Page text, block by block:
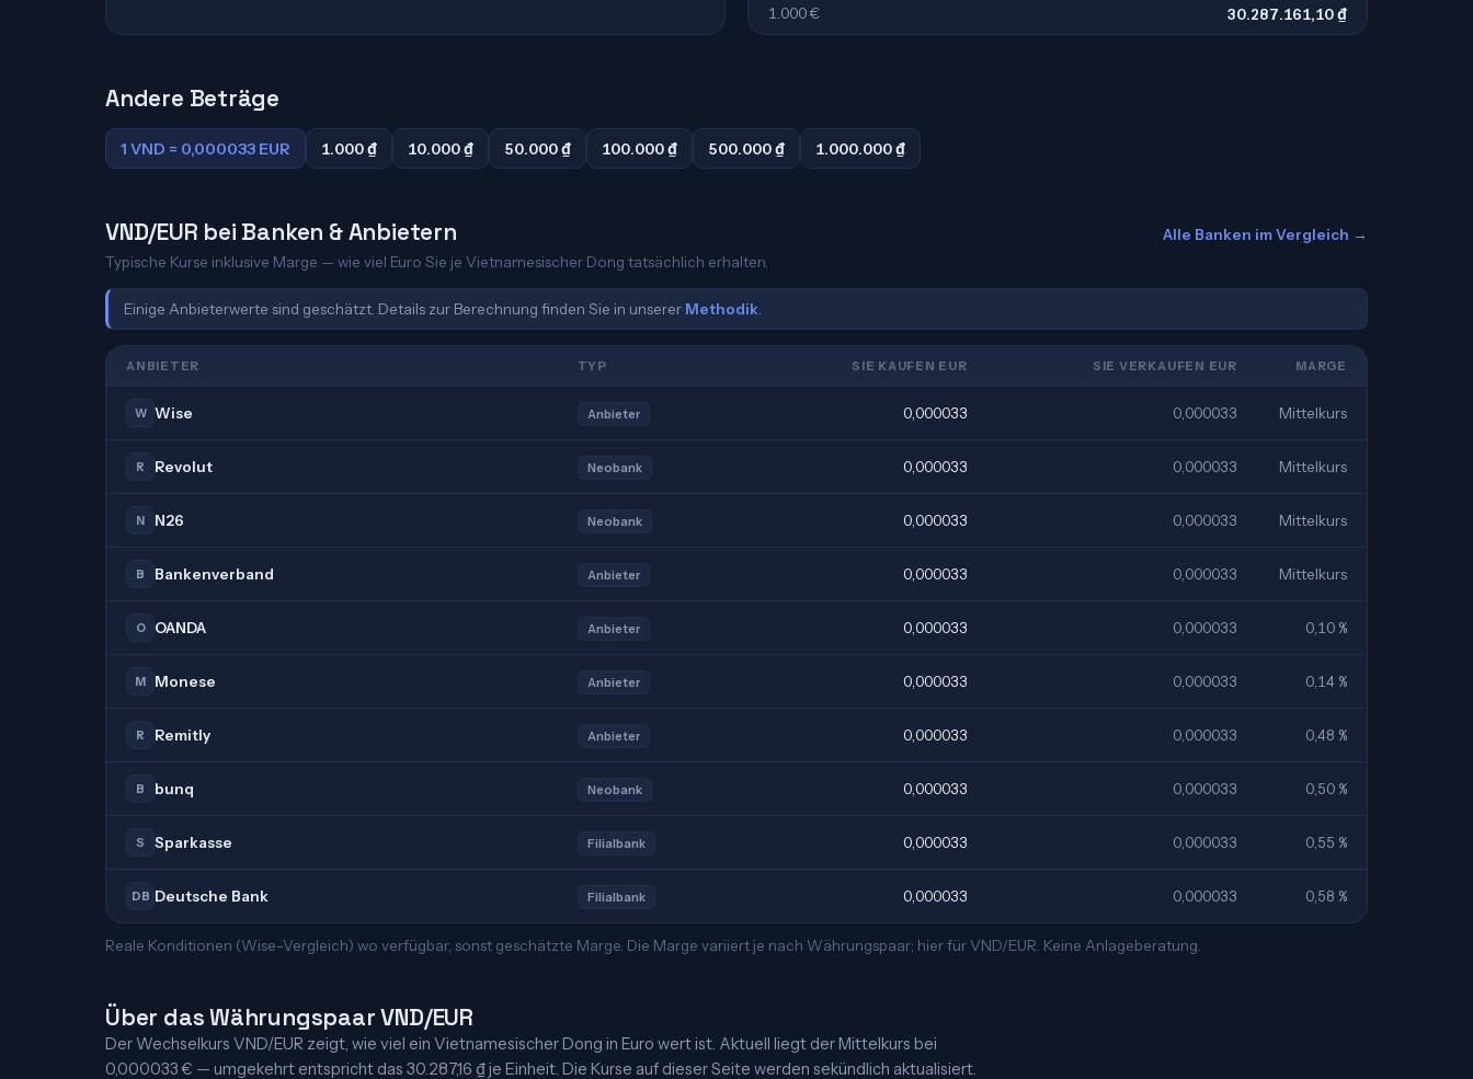
1.000 € 30.287.161,10 ₫
Andere Beträge
1 VND = 0,000033 EUR 1.000 ₫ 10.000 ₫ 50.000 ₫ 100.000 ₫ 500.000 ₫ 1.000.000 ₫
VND/EUR bei Banken & Anbietern
Typische Kurse inklusive Marge — wie viel Euro Sie je Vietnamesischer Dong tatsächlich erhalten.
Alle Banken im Vergleich →
Einige Anbieterwerte sind geschätzt. Details zur Berechnung finden Sie in unserer Methodik
ANBIETER TYP SIE KAUFEN EUR SIE VERKAUFEN EUR MARGE
W Wise Anbieter 0,000033 0,000033 Mittelkurs
R Revolut Neobank 0,000033 0,000033 Mittelkurs
N N26 Neobank 0,000033 0,000033 Mittelkurs
B Bankenverband Anbieter 0,000033 0,000033 Mittelkurs
O OANDA Anbieter 0,000033 0,000033 0,10 %
M Monese Anbieter 0,000033 0,000033 0,14 %
R Remitly Anbieter 0,000033 0,000033 0,48 %
B bunq Neobank 0,000033 0,000033 0,50 %
S Sparkasse Filialbank 0,000033 0,000033 0,55 %
DB Deutsche Bank Filialbank 0,000033 0,000033 0,58 %
Reale Konditionen (Wise-Vergleich) wo verfügbar, sonst geschätzte Marge. Die Marge variiert je nach Währungspaar; hier für VND/EUR. Keine Anlageberatung.
Über das Währungspaar VND/EUR
Der Wechselkurs VND/EUR zeigt, wie viel ein Vietnamesischer Dong in Euro wert ist. Aktuell liegt der Mittelkurs bei
0,000033 € — umgekehrt entspricht das 30.287,16 ₫ je Einheit. Die Kurse auf dieser Seite werden sekündlich aktualisiert.